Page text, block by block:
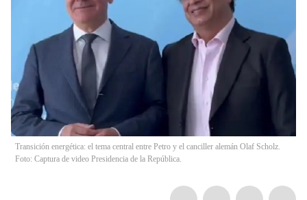
Transición energética: el tema central entre Petro y el canciller alemán Olaf Scholz.
Foto: Captura de video Presidencia de la República.